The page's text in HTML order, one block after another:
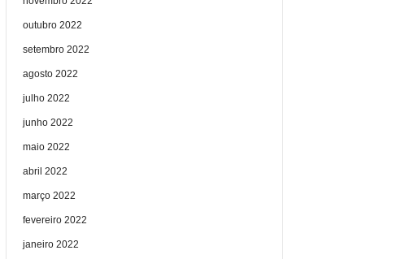
outubro 2022
setembro 2022
agosto 2022
julho 2022
junho 2022
maio 2022
abril 2022
março 2022
fevereiro 2022
janeiro 2022